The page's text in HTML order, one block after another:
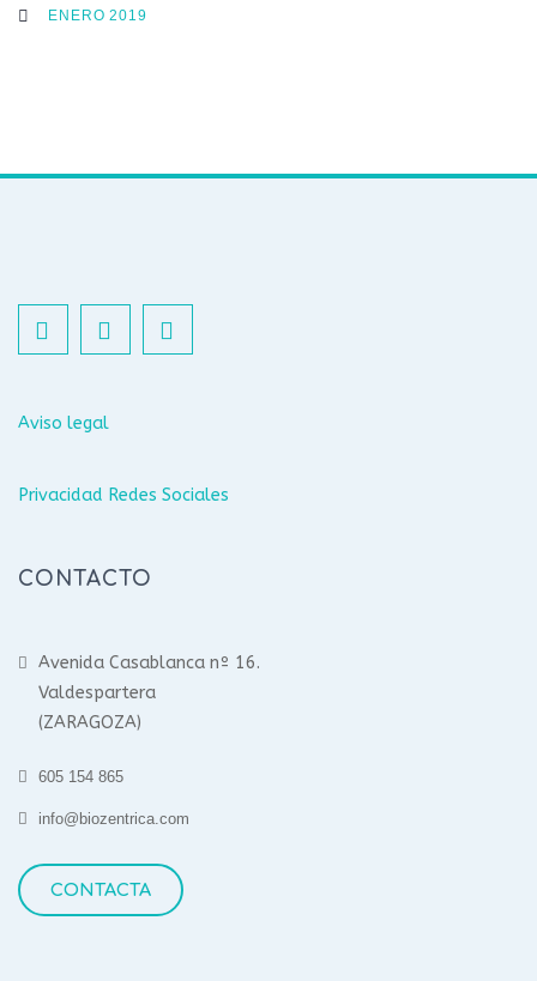
ENERO 2019
Aviso legal
Privacidad Redes Sociales
CONTACTO
Avenida Casablanca nº 16.
Valdespartera
(ZARAGOZA)
605 154 865
info@biozentrica.com
CONTACTA